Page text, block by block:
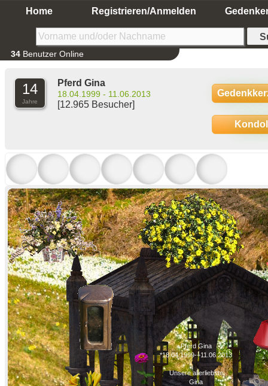
Home Registrieren/Anmelden
34 Benutzer Online
14
Jahre
Pferd Gina
18.04.1999 - 11.06.2013
[12.965 Besucher]
Pferd Gina
*18.04.1999-+11.06.2013
Unsere allerliebste
Gina